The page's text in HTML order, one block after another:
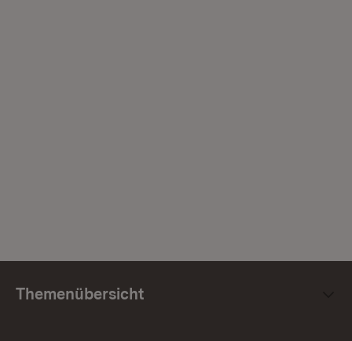
Themenübersicht